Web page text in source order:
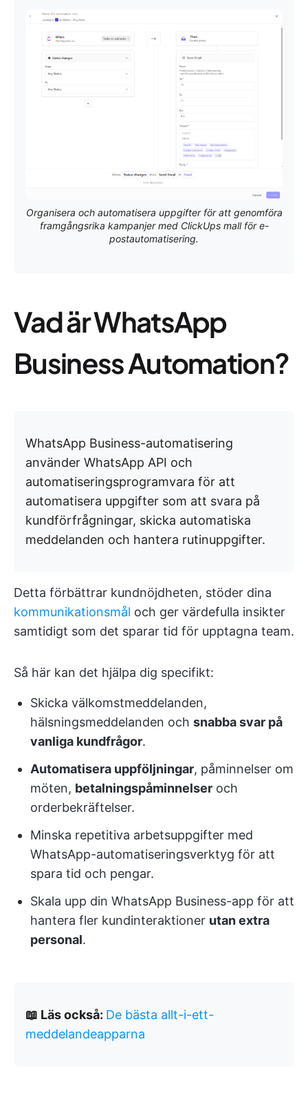
Organisera och automatisera uppgifter för att genomföra
framgångsrika kampanjer med ClickUps mall för e-
postautomatisering.
Vad är WhatsApp
Business Automation?
WhatsApp Business-automatisering
använder WhatsApp API och
automatiseringsprogramvara för att
automatisera uppgifter som att svara på
kundförfrågningar, skicka automatiska
meddelanden och hantera rutinuppgifter.
Detta förbättrar kundnöjdheten, stöder dina
kommunikationsmål och ger värdefulla insikter
samtidigt som det sparar tid för upptagna team.
Så här kan det hjälpa dig specifikt:
Skicka välkomstmeddelanden,
hälsningsmeddelanden och snabba svar på
vanliga kundfrågor.
Automatisera uppföljningar, påminnelser om
möten, betalningspåminnelser och
orderbekräftelser.
Minska repetitiva arbetsuppgifter med
WhatsApp-automatiseringsverktyg för att
spara tid och pengar.
Skala upp din WhatsApp Business-app för att
hantera fler kundinteraktioner utan extra
personal.
📖 Läs också: De bästa allt-i-ett-
meddelandeapparna